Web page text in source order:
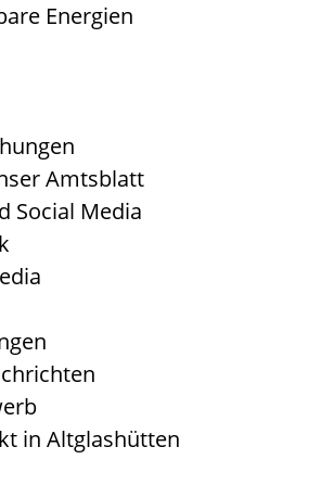
Energien
Amtsblatt
Social Media
in Altglashütten